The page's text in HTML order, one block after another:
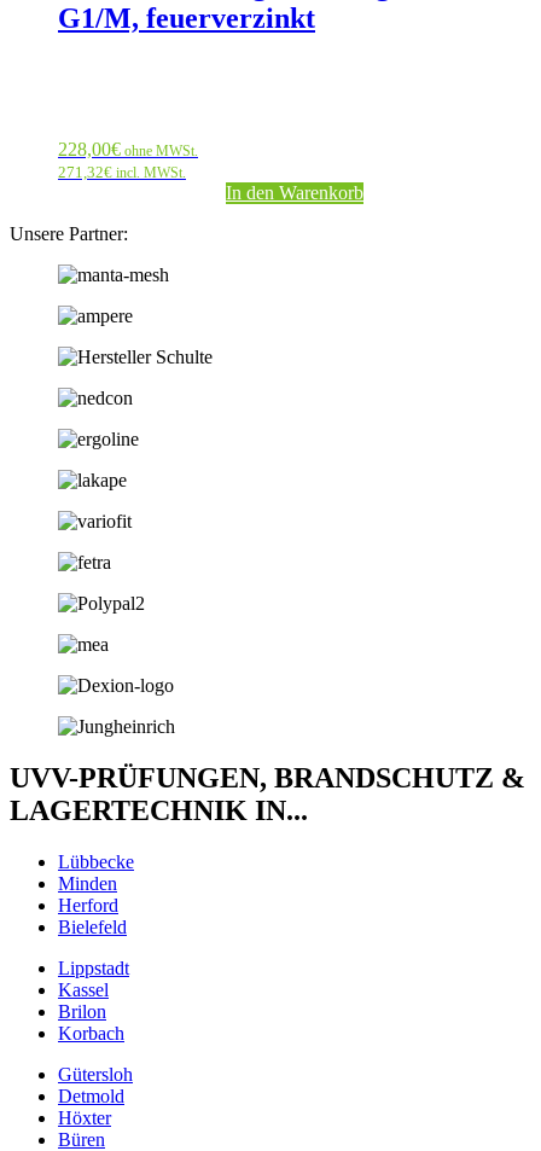
G1/M, feuerverzinkt
228,00€ ohne MWSt.
271,32€ incl. MWSt.
In den Warenkorb
Unsere Partner:
UVV-PRÜFUNGEN, BRANDSCHUTZ &
LAGERTECHNIK IN...
Lübbecke
Minden
Herford
Bielefeld
Lippstadt
Kassel
Brilon
Korbach
Gütersloh
Detmold
Höxter
Büren